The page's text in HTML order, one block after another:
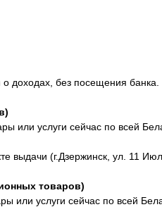
доходах, без посещения банка.
или услуги сейчас по всей
выдачи (г.Дзержинск, ул. 11
товаров)
или услуги сейчас по всей